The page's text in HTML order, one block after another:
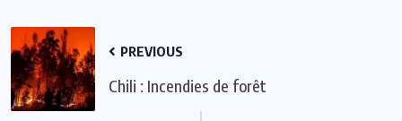
PREVIOUS
Chili : Incendies de forêt